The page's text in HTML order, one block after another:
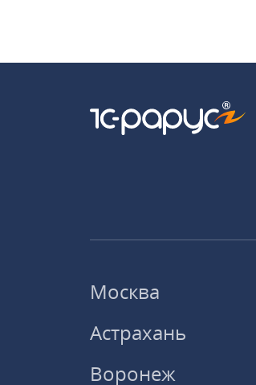
Москва
Астрахань
Воронеж